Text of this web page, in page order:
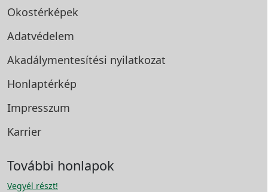
Okostérképek
Adatvédelem
Akadálymentesítési nyilatkozat
Honlaptérkép
Impresszum
Karrier
További honlapok
Vegyél részt!